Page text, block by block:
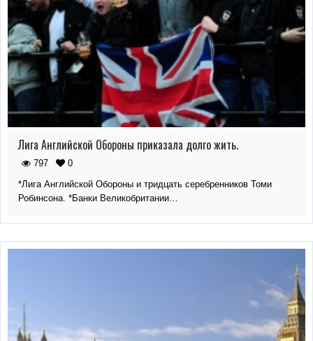
Лига Английской Обороны приказала долго жить.
797
0
*Лига Английской Обороны и тридцать серебренников Томи
Робинсона. *Банки Великобритании…